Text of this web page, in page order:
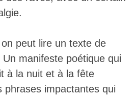
peut lire un texte de
manifeste poétique qui
à la nuit et à la fête
phrases impactantes qui